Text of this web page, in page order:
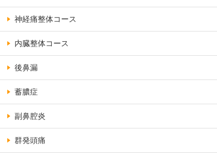
神経痛整体コース
内臓整体コース
後鼻漏
蓄膿症
副鼻腔炎
群発頭痛